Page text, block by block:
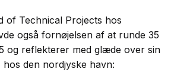
of Technical Projects hos
også fornøjelsen af at runde 35
og reflekterer med glæde over sin
den nordjyske havn: